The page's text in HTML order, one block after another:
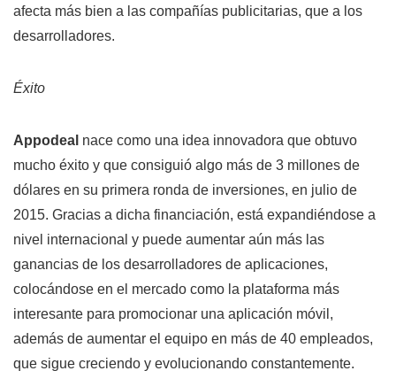
afecta más bien a las compañías publicitarias, que a los
desarrolladores.
Éxito
Appodeal nace como una idea innovadora que obtuvo
mucho éxito y que consiguió algo más de 3 millones de
dólares en su primera ronda de inversiones, en julio de
2015. Gracias a dicha financiación, está expandiéndose a
nivel internacional y puede aumentar aún más las
ganancias de los desarrolladores de aplicaciones,
colocándose en el mercado como la plataforma más
interesante para promocionar una aplicación móvil,
además de aumentar el equipo en más de 40 empleados,
que sigue creciendo y evolucionando constantemente.